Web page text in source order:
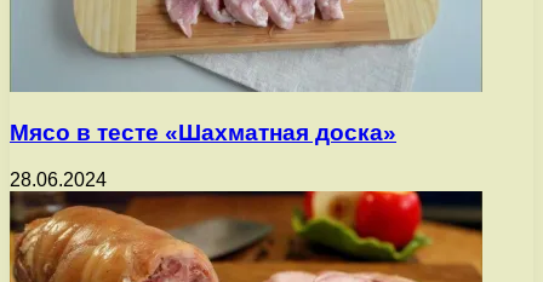
Мясо в тесте «Шахматная доска»
28.06.2024